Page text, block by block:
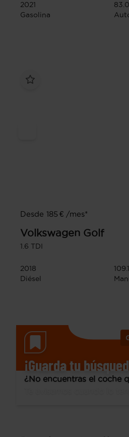
2021
Gasolina
Desde 185 € /mes*
Volkswagen Golf
1.6 TDI
2018
Diésel
¡Guarda tu
¿No encuentras el coche